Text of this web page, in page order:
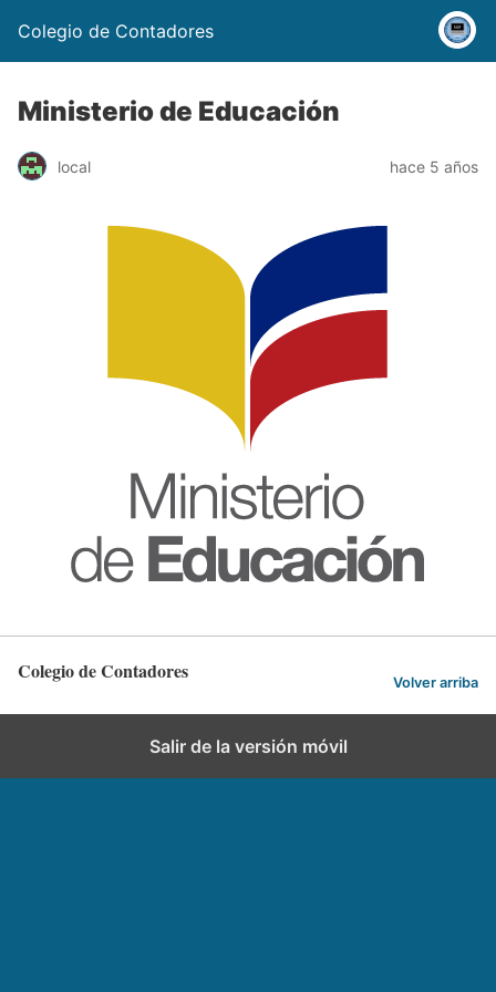
Colegio de Contadores
Ministerio de Educación
local hace 5 años
Colegio de Contadores Volver arriba
Salir de la versión móvil